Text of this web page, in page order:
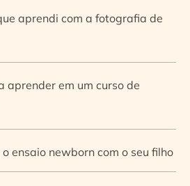
aprendi com a fotografia de
aprender em um curso de
ensaio newborn com o seu filho